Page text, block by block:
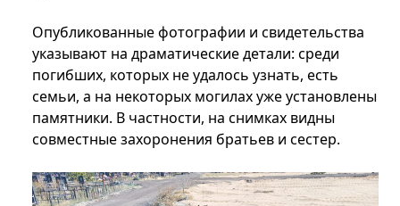
Опубликованные фотографии и свидетельства
указывают на драматические детали: среди
погибших, которых не удалось узнать, есть
семьи, а на некоторых могилах уже установлены
памятники. В частности, на снимках видны
совместные захоронения братьев и сестер.